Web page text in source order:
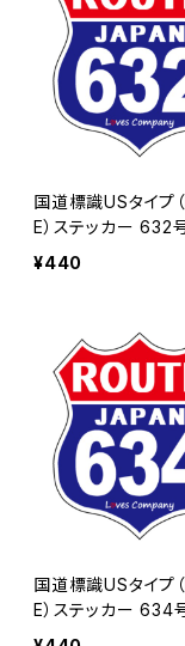
国道標識USタイプ
E）ステッカー 632
¥440
国道標識USタイプ
E）ステッカー 634